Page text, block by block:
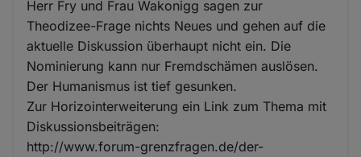
Herr Fry und Frau Wakonigg sagen zur
Theodizee-Frage nichts Neues und gehen auf die
aktuelle Diskussion überhaupt nicht ein. Die
Nominierung kann nur Fremdschämen auslösen.
Der Humanismus ist tief gesunken.
Zur Horizointerweiterung ein Link zum Thema mit
Diskussionsbeiträgen:
http://www.forum-grenzfragen.de/der-